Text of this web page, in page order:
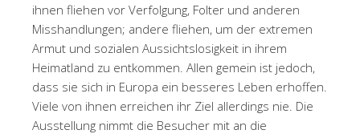
ihnen fliehen vor Verfolgung, Folter und anderen
Misshandlungen; andere fliehen, um der extremen
Armut und sozialen Aussichtslosigkeit in ihrem
Heimatland zu entkommen. Allen gemein ist jedoch,
dass sie sich in Europa ein besseres Leben erhoffen.
Viele von ihnen erreichen ihr Ziel allerdings nie. Die
Ausstellung nimmt die Besucher mit an die